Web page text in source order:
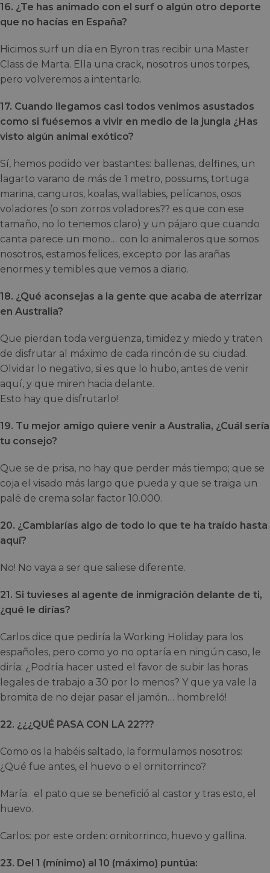
16. ¿Te has animado con el surf o algún otro deporte
que no hacías en España?
Hicimos surf un día en Byron tras recibir una Master
Class de Marta. Ella una crack, nosotros unos torpes,
pero volveremos a intentarlo.
17. Cuando llegamos casi todos venimos asustados
como si fuésemos a vivir en medio de la jungla ¿Has
visto algún animal exótico?
Sí, hemos podido ver bastantes: ballenas, delfines, un
lagarto varano de más de 1 metro, possums, tortuga
marina, canguros, koalas, wallabies, pelícanos, osos
voladores (o son zorros voladores?? es que con ese
tamaño, no lo tenemos claro) y un pájaro que cuando
canta parece un mono… con lo animaleros que somos
nosotros, estamos felices, excepto por las arañas
enormes y temibles que vemos a diario.
18. ¿Qué aconsejas a la gente que acaba de aterrizar
en Australia?
Que pierdan toda vergüenza, timidez y miedo y traten
de disfrutar al máximo de cada rincón de su ciudad.
Olvidar lo negativo, si es que lo hubo, antes de venir
aquí, y que miren hacia delante.
Esto hay que disfrutarlo!
19. Tu mejor amigo quiere venir a Australia, ¿Cuál sería
tu consejo?
Que se de prisa, no hay que perder más tiempo; que se
coja el visado más largo que pueda y que se traiga un
palé de crema solar factor 10.000.
20. ¿Cambiarías algo de todo lo que te ha traído hasta
aquí?
No! No vaya a ser que saliese diferente.
21. Si tuvieses al agente de inmigración delante de ti,
¿qué le dirías?
Carlos dice que pediría la Working Holiday para los
españoles, pero como yo no optaría en ningún caso, le
diría: ¿Podría hacer usted el favor de subir las horas
legales de trabajo a 30 por lo menos? Y que ya vale la
bromita de no dejar pasar el jamón… hombreló!
22. ¿¿¿QUÉ PASA CON LA 22???
Como os la habéis saltado, la formulamos nosotros:
¿Qué fue antes, el huevo o el ornitorrinco?
María: el pato que se benefició al castor y tras esto, el
huevo.
Carlos: por este orden: ornitorrinco, huevo y gallina.
23. Del 1 (mínimo) al 10 (máximo) puntúa: